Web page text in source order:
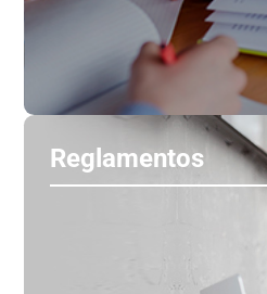
Reglamentos